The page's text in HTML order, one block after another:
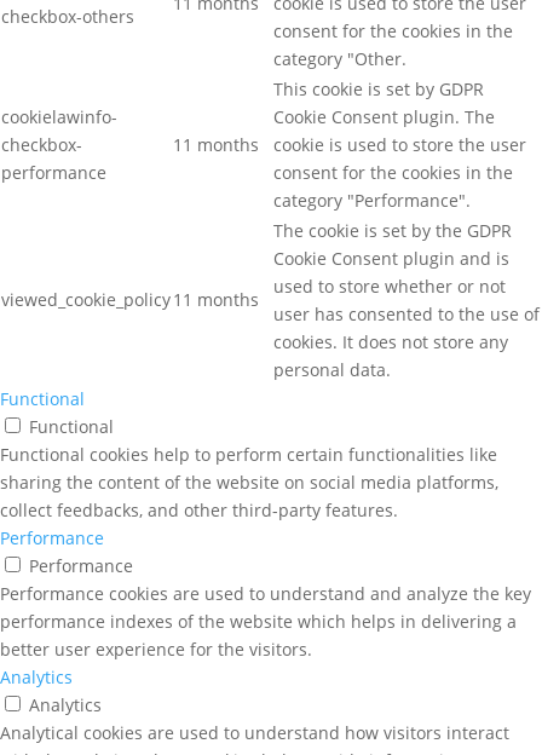
checkbox-others
consent for the cookies in the
category "Other.
cookielawinfo-
checkbox-
performance
11 months
This cookie is set by GDPR
Cookie Consent plugin. The
cookie is used to store the user
consent for the cookies in the
category "Performance".
viewed_cookie_policy11 months
The cookie is set by the GDPR
Cookie Consent plugin and is
used to store whether or not
user has consented to the use of
cookies. It does not store any
personal data.
Functional
Functional
Functional cookies help to perform certain functionalities like
sharing the content of the website on social media platforms,
collect feedbacks, and other third-party features.
Performance
Performance
Performance cookies are used to understand and analyze the key
performance indexes of the website which helps in delivering a
better user experience for the visitors.
Analytics
Analytics
Analytical cookies are used to understand how visitors interact